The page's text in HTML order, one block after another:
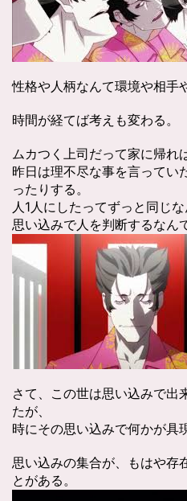
性格や人柄なんて環境や相手
時間が経てば考えも変わる。
ムカつく上司だって家に帰れ
昨日は理不尽な事を言ってい
ったりする。
人1人にしたってずっと同じ
思い込みで人を判断するなん
さて、この世は思い込みで出
たが、
時にその思い込みで何かが具
思い込みの集合が、もはや存
とがある。